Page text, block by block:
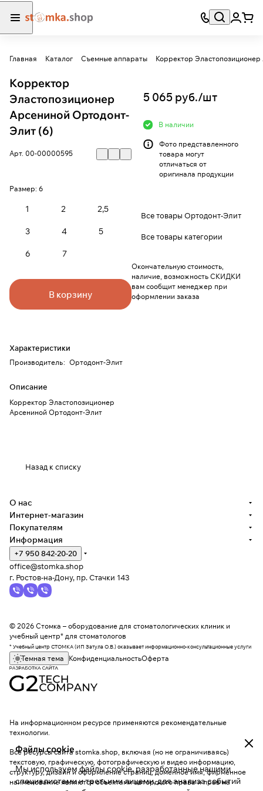
Главная Каталог Съемные аппараты Корректор
Корректор
Эластопозиционер
Арсениной Ортодонт-
Элит (6)
Арт. 00-00000595
Размер: 6
1 2 2,5
3 4 5
6 7
В корзину
Характеристики
Производитель: Ортодонт-Элит
Описание
Корректор Эластопозиционер
Арсениной Ортодонт-Элит
5 065 руб./шт
В наличии
Фото представленного
товара могут
отличаться от
оригинала продукции
Все товары Ортодонт-Элит
Все товары категории
Окончательную стоимость,
наличие, возможность СКИДКИ
вам сообщит менеджер при
оформлении заказа
Назад к списку
Файлы cookie
Мы используем файлы cookie, разработанные нашими
специалистами и третьими лицами, для анализа событий
О нас
Интернет-магазин
Покупателям
Информация
+7 950 842-20-20
office@stomka.shop
г. Ростов-на-Дону, пр. Стачки 143
© 2026 Стомка – оборудование для стоматологических клиник и
учебный центр* для стоматологов
* Учебный центр СТОМКА (ИП Затула О.В.) оказывает информационно-консультационные услуги
Темная тема КонфиденциальностьОферта
На информационном ресурсе применяются рекомендательные
технологии.
Все ресурсы сайта stomka.shop, включая (но не ограничиваясь)
текстовую, графическую, фотографическую и видео информацию,
структуру, дизайн и оформление страниц, доменное имя, фирменное
наименование являются объектами авторского права и прав на